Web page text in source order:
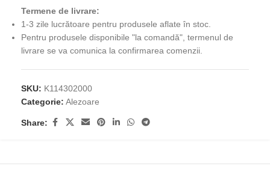
Termene de livrare:
1-3 zile lucrătoare pentru produsele aflate în stoc.
Pentru produsele disponibile "la comandă", termenul de
livrare se va comunica la confirmarea comenzii.
SKU: K114302000
Categorie: Alezoare
Share: